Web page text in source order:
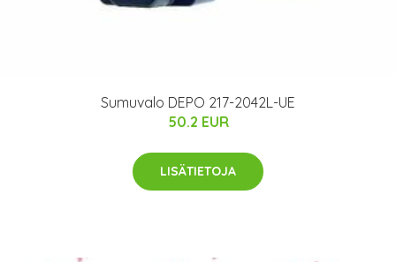
Sumuvalo DEPO 217-2042L-UE
50.2 EUR
LISÄTIETOJA